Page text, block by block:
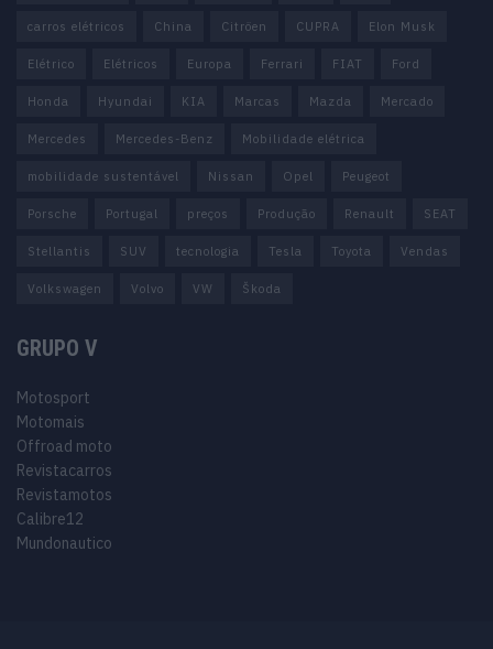
carros elétricos China Citröen CUPRA Elon Musk
Elétrico Elétricos Europa Ferrari FIAT Ford
Honda Hyundai KIA Marcas Mazda Mercado
Mercedes Mercedes-Benz Mobilidade elétrica
mobilidade sustentável Nissan Opel Peugeot
Porsche Portugal preços Produção Renault SEAT
Stellantis SUV tecnologia Tesla Toyota Vendas
Volkswagen Volvo VW Škoda
GRUPO V
Motosport
Motomais
Offroad moto
Revistacarros
Revistamotos
Calibre12
Mundonautico